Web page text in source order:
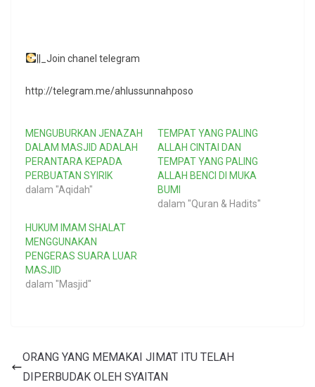
||_Join chanel telegram
http://telegram.me/ahlussunnahposo
MENGUBURKAN JENAZAH
DALAM MASJID ADALAH
PERANTARA KEPADA
PERBUATAN SYIRIK
dalam "Aqidah"
TEMPAT YANG PALING
ALLAH CINTAI DAN
TEMPAT YANG PALING
ALLAH BENCI DI MUKA
BUMI
dalam "Quran & Hadits"
HUKUM IMAM SHALAT
MENGGUNAKAN
PENGERAS SUARA LUAR
MASJID
dalam "Masjid"
ORANG YANG MEMAKAI JIMAT ITU TELAH
DIPERBUDAK OLEH SYAITAN